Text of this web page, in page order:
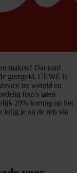
maken? Dat kan!
geregeld. CEWE is
ter wereld en
foto's laten
20% korting op het
krijg je na de reis via